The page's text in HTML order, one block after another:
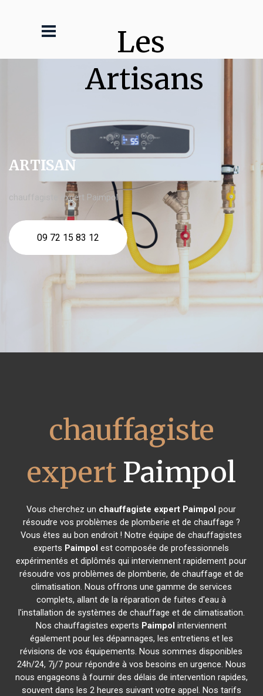
Les
Artisans
ARTISAN
chauffagiste expert Paimpol
09 72 15 83 12
chauffagiste
expertPaimpol
Vous cherchez un chauffagiste expert Paimpol pour
résoudre vos problèmes de plomberie et de chauffage ?
Vous êtes au bon endroit ! Notre équipe de chauffagistes
experts Paimpol est composée de professionnels
expérimentés et diplômés qui interviennent rapidement pour
résoudre vos problèmes de plomberie, de chauffage et de
climatisation. Nous offrons une gamme de services
complets, allant de la réparation de fuites d'eau à
l'installation de systèmes de chauffage et de climatisation.
Nos chauffagistes experts Paimpol interviennent
également pour les dépannages, les entretiens et les
révisions de vos équipements. Nous sommes disponibles
24h/24, 7j/7 pour répondre à vos besoins en urgence. Nous
nous engageons à fournir des délais de intervention rapides,
souvent dans les 2 heures suivant votre appel. Nos tarifs